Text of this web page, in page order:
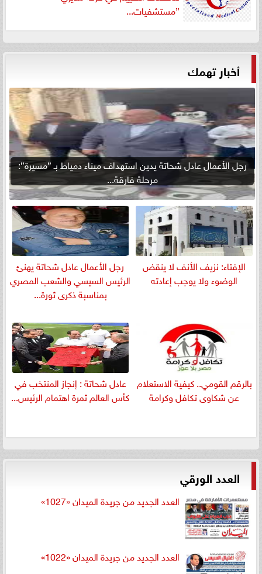
”مستشفيات...
أخبار تهمك
رجل الأعمال عادل شحاتة يدين استهداف ميناء دمياط بـ ”مسيرة”:
مرحلة فارقة...
الإفتاء: نزيف الأنف لا ينقض
الوضوء ولا يوجب إعادته
رجل الأعمال عادل شحاتة يهنئ
الرئيس السيسي والشعب المصري
بمناسبة ذكرى ثورة...
بالرقم القومي.. كيفية الاستعلام
عن شكاوى تكافل وكرامة
عادل شحاتة : إنجاز المنتخب في
كأس العالم ثمرة اهتمام الرئيس...
العدد الورقي
العدد الجديد من جريدة الميدان «1027»
العدد الجديد من جريدة الميدان «1022»